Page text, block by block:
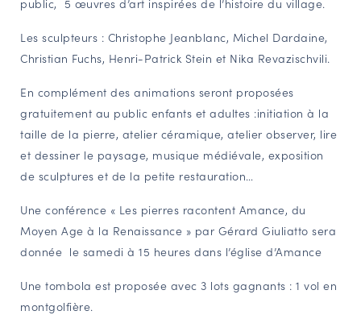
VOUS ÊTES…
Responsables de structures
Étudiants & chercheurs
public, 5 œuvres d’art inspirées de l’histoire du village.
Les sculpteurs : Christophe Jeanblanc, Michel Dardaine,
Christian Fuchs, Henri-Patrick Stein et Nika Revazischvili.
En complément des animations seront proposées
gratuitement au public enfants et adultes :initiation à la
taille de la pierre, atelier céramique, atelier observer, lire
et dessiner le paysage, musique médiévale, exposition
de sculptures et de la petite restauration…
Une conférence « Les pierres racontent Amance, du
Moyen Age à la Renaissance » par Gérard Giuliatto sera
donnée le samedi à 15 heures dans l’église d’Amance
Une tombola est proposée avec 3 lots gagnants : 1 vol en
montgolfière.